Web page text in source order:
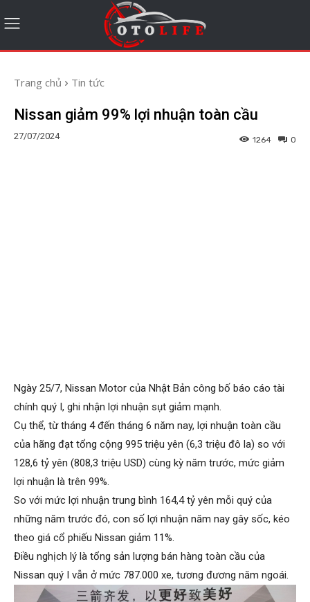
Trang chủ Tin tức
Nissan giảm 99% lợi nhuận toàn cầu
27/07/2024 0
1264
Ngày 25/7, Nissan Motor của Nhật Bản công bố báo cáo tài
chính quý I, ghi nhận lợi nhuận sụt giảm mạnh.
Cụ thể, từ tháng 4 đến tháng 6 năm nay, lợi nhuận toàn cầu
của hãng đạt tổng cộng 995 triệu yên (6,3 triệu đô la) so với
128,6 tỷ yên (808,3 triệu USD) cùng kỳ năm trước, mức giảm
lợi nhuận là trên 99%.
So với mức lợi nhuận trung bình 164,4 tỷ yên mỗi quý của
những năm trước đó, con số lợi nhuận năm nay gây sốc, kéo
theo giá cổ phiếu Nissan giảm 11%.
Điều nghịch lý là tổng sản lượng bán hàng toàn cầu của
Nissan quý I vẫn ở mức 787.000 xe, tương đương năm ngoái.